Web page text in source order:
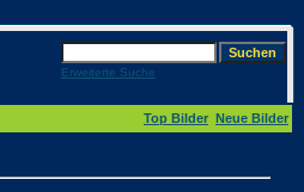
Erweiterte Suche
Top Bilder Neue Bilder